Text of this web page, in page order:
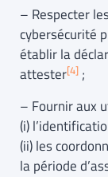
– Respecter
cybersécurité
établir la
attester[4] ;
– Fournir aux
(i)
(ii) les
la période